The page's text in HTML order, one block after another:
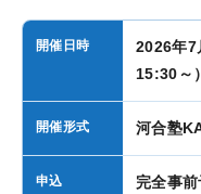
研究計画書対策
動画・合格実績
開催日時
2026年7
15:30～）
開催形式 河合塾
申込
完全事